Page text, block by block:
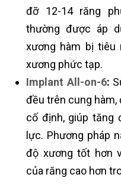
đỡ 12-14 răng
thường được áp
xương hàm bị tiêu
xương phức tạp.
Implant All-on-6:
đều trên cung hàm,
cố định, giúp tăng
lực. Phương pháp
độ xương tốt hơn
của răng cao hơn